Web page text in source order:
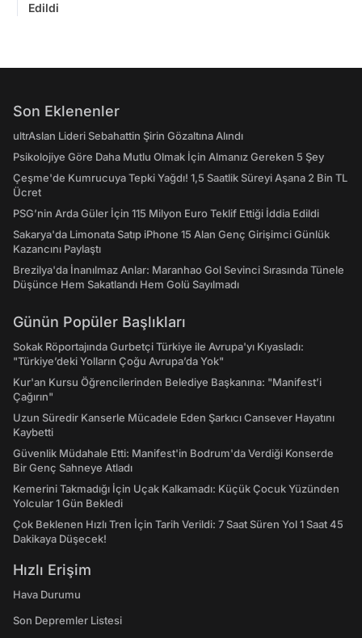
Edildi
Son Eklenenler
ultrAslan Lideri Sebahattin Şirin Gözaltına Alındı
Psikolojiye Göre Daha Mutlu Olmak İçin Almanız Gereken 5 Şey
Çeşme'de Kumrucuya Tepki Yağdı! 1,5 Saatlik Süreyi Aşana 2 Bin TL
Ücret
PSG’nin Arda Güler İçin 115 Milyon Euro Teklif Ettiği İddia Edildi
Sakarya'da Limonata Satıp iPhone 15 Alan Genç Girişimci Günlük
Kazancını Paylaştı
Brezilya'da İnanılmaz Anlar: Maranhao Gol Sevinci Sırasında Tünele
Düşünce Hem Sakatlandı Hem Golü Sayılmadı
Günün Popüler Başlıkları
Sokak Röportajında Gurbetçi Türkiye ile Avrupa'yı Kıyasladı:
"Türkiye’deki Yolların Çoğu Avrupa’da Yok"
Kur'an Kursu Öğrencilerinden Belediye Başkanına: "Manifest’i
Çağırın"
Uzun Süredir Kanserle Mücadele Eden Şarkıcı Cansever Hayatını
Kaybetti
Güvenlik Müdahale Etti: Manifest'in Bodrum'da Verdiği Konserde
Bir Genç Sahneye Atladı
Kemerini Takmadığı İçin Uçak Kalkamadı: Küçük Çocuk Yüzünden
Yolcular 1 Gün Bekledi
Çok Beklenen Hızlı Tren İçin Tarih Verildi: 7 Saat Süren Yol 1 Saat 45
Dakikaya Düşecek!
Hızlı Erişim
Hava Durumu
Son Depremler Listesi